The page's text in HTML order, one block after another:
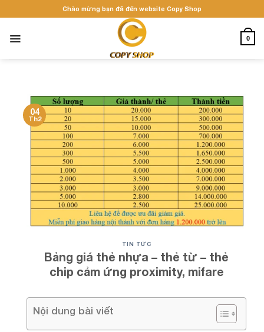
to
Chào mừng bạn đã đến website Copy Shop
0
04
Th2
TIN TỨC
Bảng giá thẻ nhựa – thẻ từ – thẻ
chip cảm ứng proximity, mifare
Nội dung bài viết